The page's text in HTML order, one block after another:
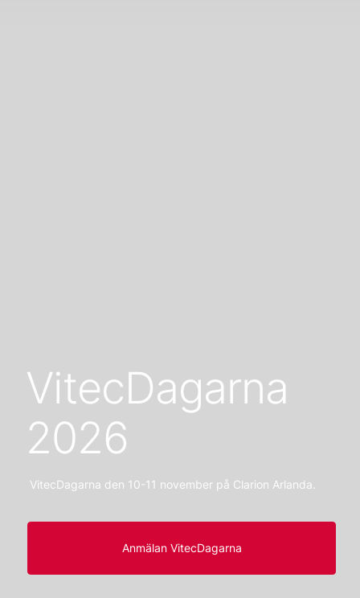
VitecDagarna
2026
VitecDagarna den 10-11 november på Clarion Arlanda.
Anmälan VitecDagarna